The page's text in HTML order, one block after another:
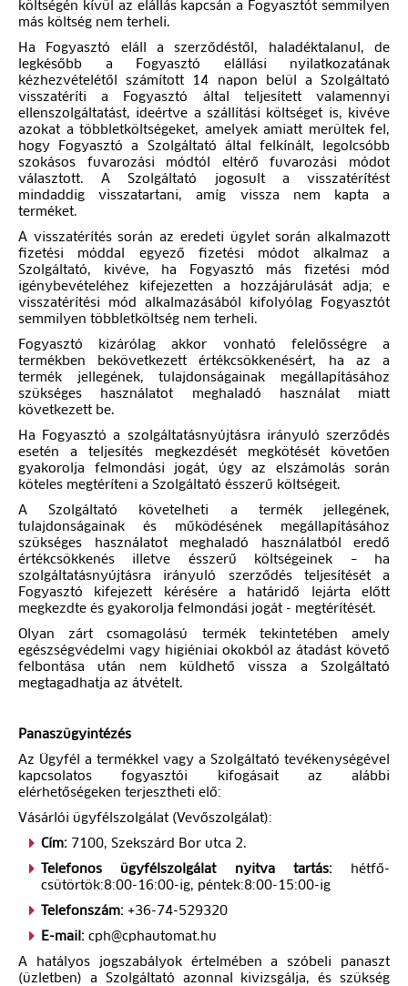
költségén kívül az elállás kapcsán a Fogyasztót semmilyen
más költség nem terheli.
Ha Fogyasztó eláll a szerződéstől, haladéktalanul, de
legkésőbb a Fogyasztó elállási nyilatkozatának
kézhezvételétől számított 14 napon belül a Szolgáltató
visszatéríti a Fogyasztó által teljesített valamennyi
ellenszolgáltatást, ideértve a szállítási költséget is, kivéve
azokat a többletköltségeket, amelyek amiatt merültek fel,
hogy Fogyasztó a Szolgáltató által felkínált, legolcsóbb
szokásos fuvarozási módtól eltérő fuvarozási módot
választott. A Szolgáltató jogosult a visszatérítést
mindaddig visszatartani, amíg vissza nem kapta a
terméket.
A visszatérítés során az eredeti ügylet során alkalmazott
fizetési móddal egyező fizetési módot alkalmaz a
Szolgáltató, kivéve, ha Fogyasztó más fizetési mód
igénybevételéhez kifejezetten a hozzájárulását adja; e
visszatérítési mód alkalmazásából kifolyólag Fogyasztót
semmilyen többletköltség nem terheli.
Fogyasztó kizárólag akkor vonható felelősségre a
termékben bekövetkezett értékcsökkenésért, ha az a
termék jellegének, tulajdonságainak megállapításához
szükséges használatot meghaladó használat miatt
következett be.
Ha Fogyasztó a szolgáltatásnyújtásra irányuló szerződés
esetén a teljesítés megkezdését megkötését követően
gyakorolja felmondási jogát, úgy az elszámolás során
köteles megtéríteni a Szolgáltató ésszerű költségeit.
A Szolgáltató követelheti a termék jellegének,
tulajdonságainak és működésének megállapításához
szükséges használatot meghaladó használatból eredő
értékcsökkenés illetve ésszerű költségeinek – ha
szolgáltatásnyújtásra irányuló szerződés teljesítését a
Fogyasztó kifejezett kérésére a határidő lejárta előtt
megkezdte és gyakorolja felmondási jogát - megtérítését.
Olyan zárt csomagolású termék tekintetében amely
egészségvédelmi vagy higiéniai okokból az átadást követő
felbontása után nem küldhető vissza a Szolgáltató
megtagadhatja az átvételt.
Panaszügyintézés
Az Ügyfél a termékkel vagy a Szolgáltató tevékenységével
kapcsolatos fogyasztói kifogásait az alábbi
elérhetőségeken terjesztheti elő:
Vásárlói ügyfélszolgálat (Vevőszolgálat):
Cím: 7100, Szekszárd Bor utca 2.
Telefonos ügyfélszolgálat nyitva tartás:
hétfő-
csütörtök:8:00-16:00-ig, péntek:8:00-15:00-ig
Telefonszám: +36-74-529320
E-mail: cph@cphautomat.hu
A hatályos jogszabályok értelmében a szóbeli panaszt
(üzletben) a Szolgáltató azonnal kivizsgálja, és szükség